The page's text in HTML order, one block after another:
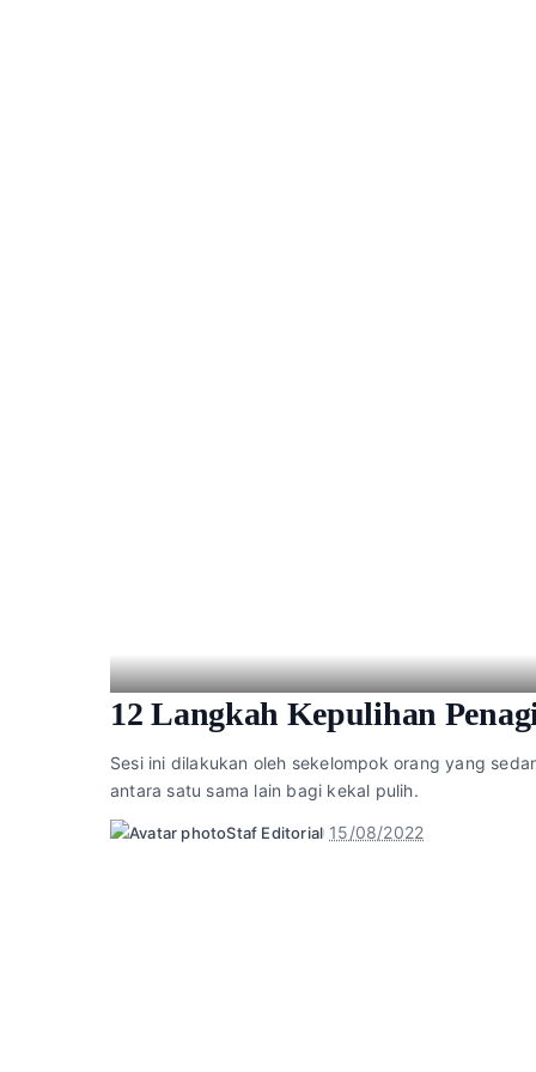
12 Langkah Kepulihan
Sesi ini dilakukan oleh sekelompok orang yang
antara satu sama lain bagi kekal pulih.
Posted
Staf Editorial 15/08/2022